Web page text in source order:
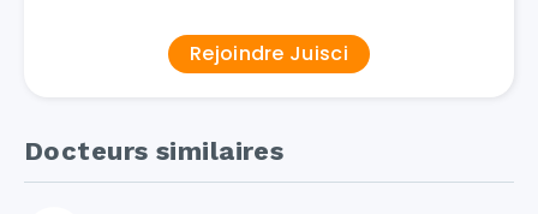
Rejoindre Juisci
Docteurs similaires